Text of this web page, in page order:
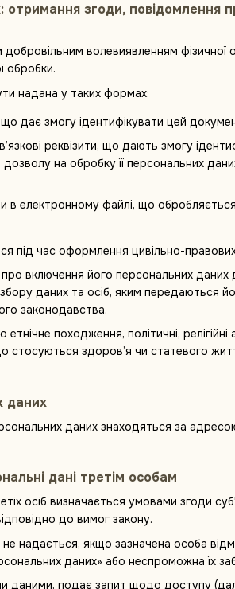
згоди, повідомлення
волевиявленням
обробки.
надана у таких формах:
дає змогу ідентифікувати цей
реквізити, що дають змогу
на обробку її персональних
в електронному файлі, що
під час оформлення цивільно-
включення його персональних
даних та осіб, яким передаються
законодавства.
походження, політичні,
стосуються здоров’я чи статевого
даних
даних знаходяться за
дані третім особам
осіб визначається умовами згоди
до вимог закону.
надається, якщо зазначена особа
даних» або неспроможна їх
даними, подає запит щодо доступу